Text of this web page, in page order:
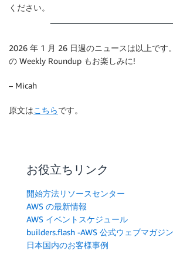
ください。
2026 年 1 月 26 日週のニュースは以上です
の Weekly Roundup もお楽しみに!
– Micah
原文はこちらです。
お役立ちリンク
開始方法リソースセンター
AWS の最新情報
AWS イベントスケジュール
builders.flash -AWS 公式ウェブマガジン
日本国内のお客様事例